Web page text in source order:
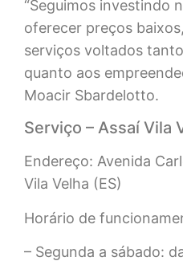
“Seguimos investindo
oferecer preços
serviços voltados
quanto aos
Moacir Sbardelotto.
Serviço – Assaí Vila
Endereço: Avenida
Vila Velha (ES)
Horário de
– Segunda a sábado: